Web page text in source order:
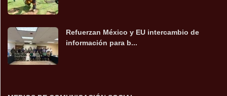
Refuerzan México y EU intercambio de
información para b...